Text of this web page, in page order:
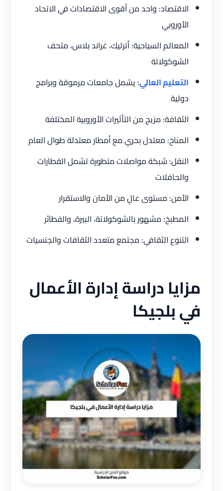
الاقتصاد: واحد من أقوى الاقتصادات في الاتحاد
الأوروبي
المعالم السياحية: أترليك، غراند بلاس، متحف
الشوكولاتة
التعليم العالي: يشمل جامعات مرموقة وبرامج
دولية
الثقافة: مزيج من التأثيرات الأوروبية المختلفة
المناخ: معتدل بحري مع أمطار معتدلة طوال العام
النقل: شبكة مواصلات متطورة تشمل القطارات
والحافلات
الأمن: مستوى عالٍ من الأمان والاستقرار
المطبخ: مشهور بالشوكولاتة، البيرة، والفطائر
التنوع الثقافي: مجتمع متعدد الثقافات والجنسيات
مزايا دراسة إدارة الأعمال
في بلجيكا